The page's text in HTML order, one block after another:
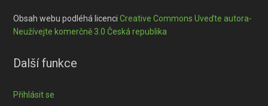
Obsah webu podléhá licenciCreative Commons Uveďte autora-
Neužívejte komerčně 3.0 Česká republika
Další funkce
Přihlásit se